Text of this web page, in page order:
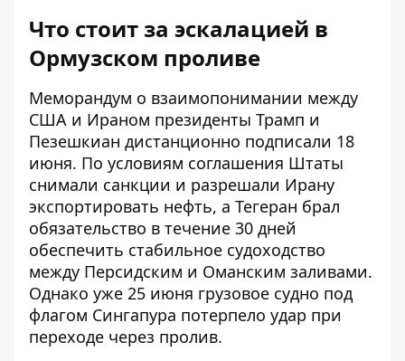
Что стоит за эскалацией в
Ормузском проливе
Меморандум о взаимопонимании между
США и Ираном президенты Трамп и
Пезешкиан дистанционно подписали 18
июня. По условиям соглашения Штаты
снимали санкции и разрешали Ирану
экспортировать нефть, а Тегеран брал
обязательство в течение 30 дней
обеспечить стабильное судоходство
между Персидским и Оманским заливами.
Однако уже 25 июня грузовое судно под
флагом Сингапура потерпело удар при
переходе через пролив.